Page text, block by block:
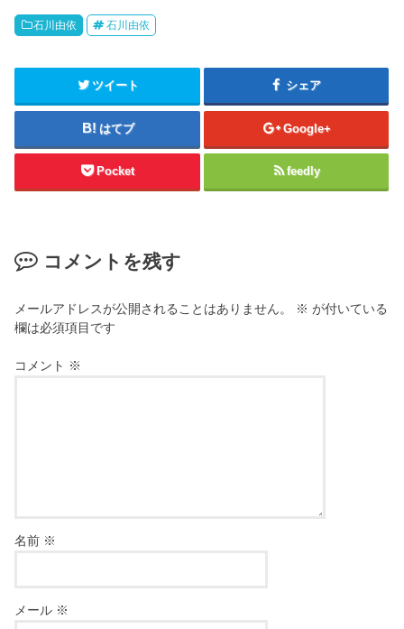
石川由依 石川由依
ツイート シェア
はてブ Google+
Pocket feedly
コメントを残す
メールアドレスが公開されることはありません。 ※ が付いている
欄は必須項目です
コメント ※
名前 ※
メール ※